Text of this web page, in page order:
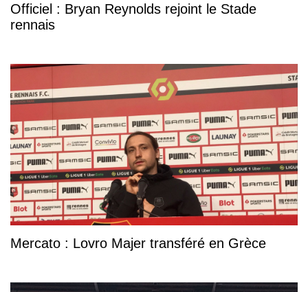
Officiel : Bryan Reynolds rejoint le Stade
rennais
Mercato : Lovro Majer transféré en Grèce